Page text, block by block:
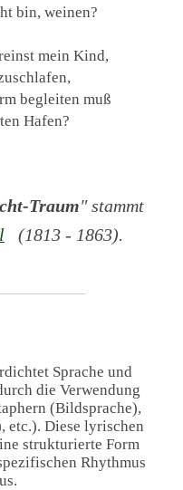
bin, weinen?
mein Kind,
begleiten muß
Hafen?
Traum" stammt
(1813 - 1863).
Sprache und
die Verwendung
(Bildsprache),
etc.). Diese lyrischen
strukturierte Form
Rhythmus